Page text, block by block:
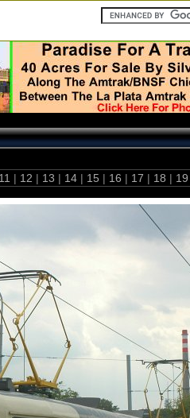
11 | 12 | 13 | 14 | 15 | 16 | 17 | 18 | 19